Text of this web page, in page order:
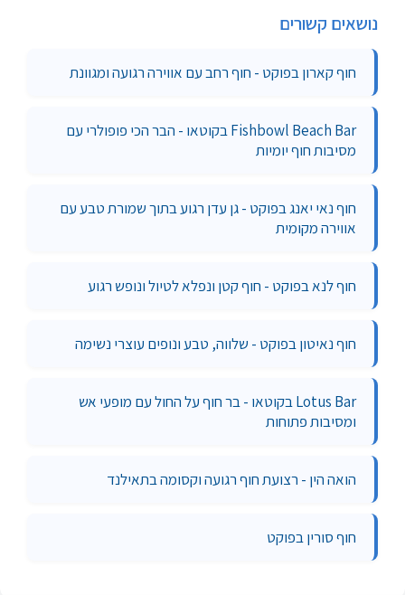
נושאים קשורים
חוף קארון בפוקט - חוף רחב עם אווירה רגועה ומגוונת
Fishbowl Beach Bar בקוטאו - הבר הכי פופולרי עם
מסיבות חוף יומיות
חוף נאי יאנג בפוקט - גן עדן רגוע בתוך שמורת טבע עם
אווירה מקומית
חוף לנא בפוקט - חוף קטן ונפלא לטיול ונופש רגוע
חוף נאיטון בפוקט - שלווה, טבע ונופים עוצרי נשימה
Lotus Bar בקוטאו - בר חוף על החול עם מופעי אש
ומסיבות פתוחות
הואה הין - רצועת חוף רגועה וקסומה בתאילנד
חוף סורין בפוקט